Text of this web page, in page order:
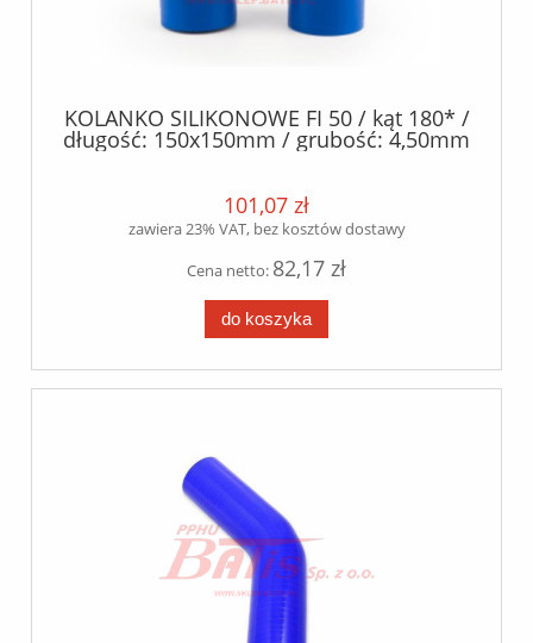
KOLANKO SILIKONOWE FI 50 / kąt 180* /
długość: 150x150mm / grubość: 4,50mm
/- 0.5mm / silikon poliester /
101,07 zł
zawiera 23% VAT, bez kosztów dostawy
Cena netto: 82,17 zł
do koszyka